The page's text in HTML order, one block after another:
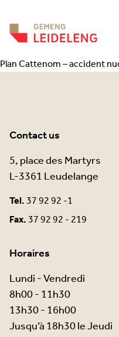
Plan Cattenom – accident
Contact us
5, place des Martyrs
L-3361 Leudelange
Tel.37 92 92 -1
Fax.37 92 92 - 219
Horaires
Lundi - Vendredi
8h00 - 11h30
13h30 - 16h00
Jusqu’à 18h30 le Jeudi